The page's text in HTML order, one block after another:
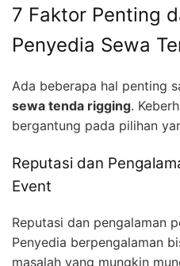
7 Faktor Penting
Penyedia Sewa
Ada beberapa hal penting
sewa tenda rigging.
bergantung pada pilihan
Reputasi dan
Event
Reputasi dan pengalaman
Penyedia berpengalaman
masalah yang mungkin